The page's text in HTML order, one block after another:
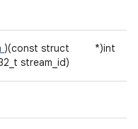
int(*
)(const struct
stream_id)